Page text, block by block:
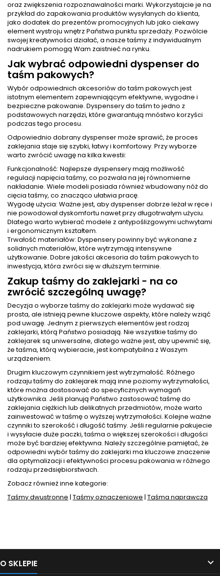
oraz zwiększenia rozpoznawalności marki. Wykorzystajcie je na
przykład do zapakowania produktów wysyłanych do klienta,
jako dodatek do prezentów promocyjnych lub jako ciekawy
element wystroju wnętrz Państwa punktu sprzedaży. Pozwólcie
swojej kreatywności działać, a nasze taśmy z indywidualnym
nadrukiem pomogą Wam zaistnieć na rynku.
Jak wybrać odpowiedni dyspenser do
taśm pakowych?
Wybór odpowiednich akcesoriów do taśm pakowych jest
istotnym elementem zapewniającym efektywne, wygodne i
bezpieczne pakowanie. Dyspensery do taśm to jedno z
podstawowych narzędzi, które gwarantują mnóstwo korzyści
podczas tego procesu.
Odpowiednio dobrany dyspenser może sprawić, że proces
zaklejania staje się szybki, łatwy i komfortowy. Przy wyborze
warto zwrócić uwagę na kilka kwestii:
Funkcjonalność: Najlepsze dyspensery mają możliwość
regulacji napięcia taśmy, co pozwala na jej równomierne
nakładanie. Wiele modeli posiada również wbudowany nóż do
cięcia taśmy, co znacząco ułatwia pracę.
Wygodę użycia: Ważne jest, aby dyspenser dobrze leżał w ręce i
nie powodował dyskomfortu nawet przy długotrwałym użyciu.
Dlatego warto wybierać modele z antypoślizgowymi uchwytami
i ergonomicznym kształtem.
Trwałość materiałów: Dyspensery powinny być wykonane z
solidnych materiałów, które wytrzymają intensywne
użytkowanie. Dobre jakości akcesoria do taśm pakowych to
inwestycja, która zwróci się w dłuższym terminie.
Zakup taśmy do zaklejarki - na co
zwrócić szczególną uwagę?
Decyzja o wyborze taśmy do zaklejarki może wydawać się
prosta, ale istnieją pewne kluczowe aspekty, które należy wziąć
pod uwagę. Jednym z pierwszych elementów jest rodzaj
zaklejarki, którą Państwo posiadają. Nie wszystkie taśmy do
zaklejarek są uniwersalne, dlatego ważne jest, aby upewnić się,
że taśma, którą wybieracie, jest kompatybilna z Waszym
urządzeniem.
Drugim kluczowym czynnikiem jest wytrzymałość. Różnego
rodzaju taśmy do zaklejarek mają inne poziomy wytrzymałości,
które można dostosować do specyficznych wymagań
użytkownika. Jeśli planują Państwo zastosować taśmę do
zaklejania ciężkich lub delikatnych przedmiotów, może warto
zainwestować w taśmę o wyższej wytrzymałości. Kolejne ważne
czynniki to szerokość i długość taśmy. Jeśli regularnie pakujecie
i wysyłacie duże paczki, taśma o większej szerokości i długości
może być bardziej efektywna. Należy szczególnie pamiętać, że
odpowiedni wybór taśmy do zaklejarki ma kluczowe znaczenie
dla optymalizacji i efektywności procesu pakowania w różnego
rodzaju przedsiębiorstwach.
Zobacz również inne kategorie:
Taśmy dwustronne | Taśmy oznaczeniowe | Taśma naprawcza
O SKLEPIE 